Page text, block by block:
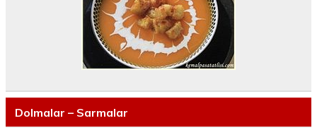
Dolmalar – Sarmalar